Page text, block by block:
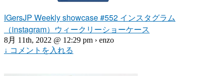
IGersJP Weekly showcase #552 インスタグラム
（instagram）ウィークリーショーケース
8月 11th, 2022 @ 12:29 pm › enzo
↓ コメントを入れる